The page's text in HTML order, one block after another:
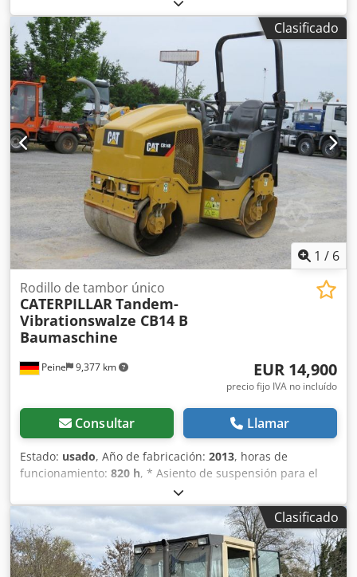
los neumáticos: 95 %, aire acondicionado, motor: Kubota
[55 kW/75 CV], revestimiento de superficie lisa, ¡en buen
estado!, ¡listo para usar de inmediato! Si lo desea, le
ofrecemos una propuesta de arrendamiento o financiación
de Mercedes-Benz Bank. El Sr. Mihm (tel. ) estará
encantado de atenderle. Puede encontrar más información
en nuestra página web. Salvo errores y venta previa. = Más
información = Cedpfx Aszcudnsbxerf Póngase en contacto
con Tobias Ebert para obtener más información.
Clasificado
1 / 6
Peine 9,377 km
Rodillo de tambor único
CATERPILLARTandem-
Vibrationswalze CB14 B
Baumaschine
EUR 14,900
precio fijo IVA no incluído
Consultar Llamar
Estado: usado, Año de fabricación: 2013, horas de
funcionamiento: 820 h, * Asiento de suspensión para el
conductor * Enganche de maniobra ----Superestructura:
Motor: Kohler diésel de 3 cilindros, 16,8 kW, transmisión
hidrostática, ancho de rodillo 900 mm, protección
antivuelco abatible Crodpemczgkjfx Abxof Venta solo a
clientes comerciales. ¡¡¡EN CASO DE EXPORTACIÓN, SOLO
SE DEBE PAGAR EL PRECIO NETO!!! TODA LA INFORMACIÓN
Clasificado